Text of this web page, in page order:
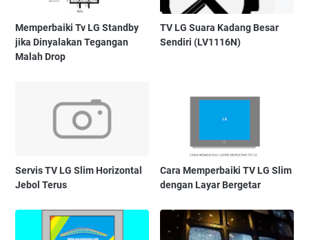
Memperbaiki Tv LG Standby
jika Dinyalakan Tegangan
Malah Drop
TV LG Suara Kadang Besar
Sendiri (LV1116N)
Servis TV LG Slim Horizontal
Jebol Terus
Cara Memperbaiki TV LG Slim
dengan Layar Bergetar